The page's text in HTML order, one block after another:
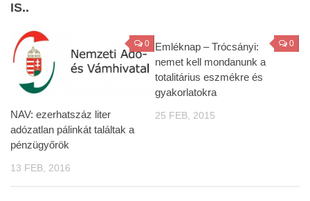
IS..
0
NAV: ezerhatszáz liter
adózatlan pálinkát találtak a
pénzügyőrök
13 FEB, 2016
0
Emléknap – Trócsányi:
nemet kell mondanunk a
totalitárius eszmékre és
gyakorlatokra
25 FEB, 2015